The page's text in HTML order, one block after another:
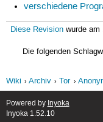
verschiedene
Diese Revision wurde am
Die folgenden
Wiki
Archiv Tor
Powered by Inyoka
Inyoka 1.52.10